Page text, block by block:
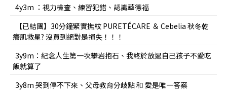
4y3m ：視力檢查、練習犯錯、認識華德福
【已結團】30分鐘緊實撫紋 PURETÉCARE ＆ Cebelia 秋冬乾
癢肌救星? 沒買到絕對是損失！！！
3y9m：紀念人生第一次攀岩抱石、我終於放過自己孩子不愛吃
飯就算了
3y8m 哭到停不下來、父母教育分歧點 和 愛是唯一答案